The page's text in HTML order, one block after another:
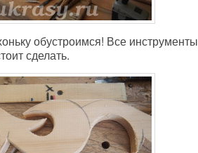
обустроимся! Все инструменты
сделать.